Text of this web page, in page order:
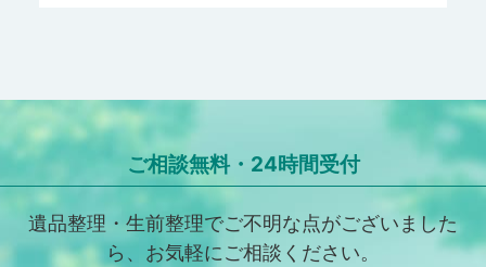
ご相談無料・24時間受付
遺品整理・生前整理でご不明な点がございました
ら、お気軽にご相談ください。